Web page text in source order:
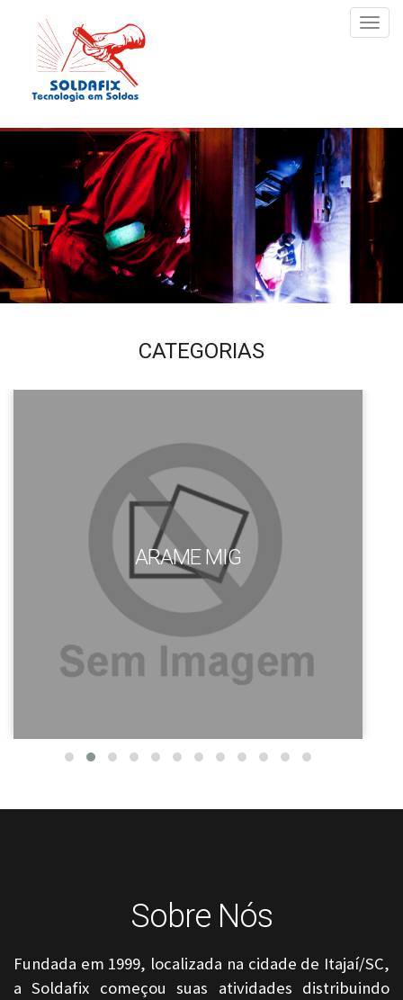
CATEGORIAS
ARAME MIG
Sobre Nós
Fundada em 1999, localizada na cidade de Itajaí/SC,
a Soldafix começou suas atividades distribuindo